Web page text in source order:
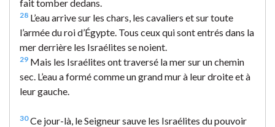
fait tomber dedans.
28 L’eau arrive sur les chars, les cavaliers et sur toute
l’armée du roi d’Égypte. Tous ceux qui sont entrés dans la
mer derrière les Israélites se noient.
29 Mais les Israélites ont traversé la mer sur un chemin
sec. L’eau a formé comme un grand mur à leur droite et à
leur gauche.
30Ce jour-là, le Seigneur sauve les Israélites du pouvoir